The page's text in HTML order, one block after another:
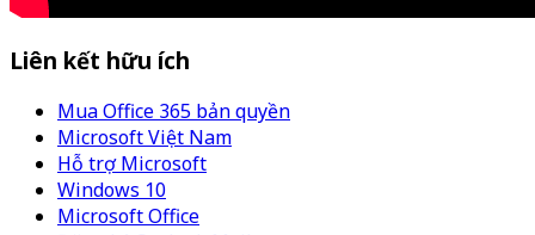
Liên kết hữu ích
Mua Office 365 bản quyền
Microsoft Việt Nam
Hỗ trợ Microsoft
Windows 10
Microsoft Office